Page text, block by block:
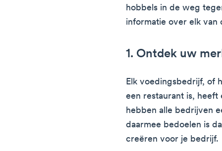
hobbels in de weg
informatie over elk van
1. Ontdek uw
Elk voedingsbedrijf, of
een restaurant is,
hebben alle bedrijven
daarmee bedoelen is
creëren voor je bedrijf.